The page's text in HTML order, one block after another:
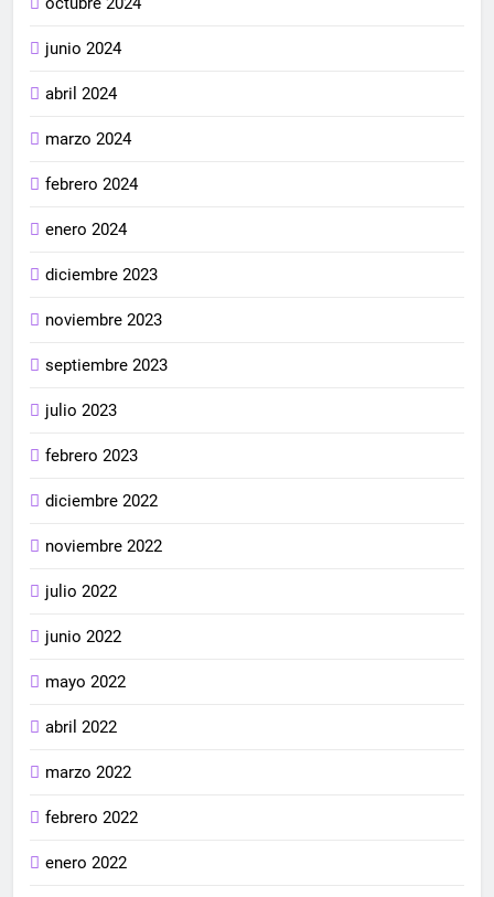
junio 2024
abril 2024
marzo 2024
febrero 2024
enero 2024
diciembre 2023
noviembre 2023
septiembre 2023
julio 2023
febrero 2023
diciembre 2022
noviembre 2022
julio 2022
junio 2022
mayo 2022
abril 2022
marzo 2022
febrero 2022
enero 2022